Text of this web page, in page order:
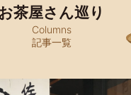
茶屋さん巡り
Columns
記事一覧